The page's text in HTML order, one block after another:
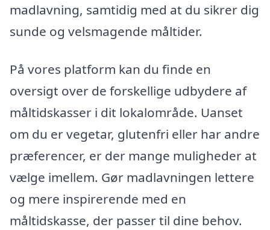
madlavning, samtidig med at du sikrer dig
sunde og velsmagende måltider.
På vores platform kan du finde en
oversigt over de forskellige udbydere af
måltidskasser i dit lokalområde. Uanset
om du er vegetar, glutenfri eller har andre
præferencer, er der mange muligheder at
vælge imellem. Gør madlavningen lettere
og mere inspirerende med en
måltidskasse, der passer til dine behov.